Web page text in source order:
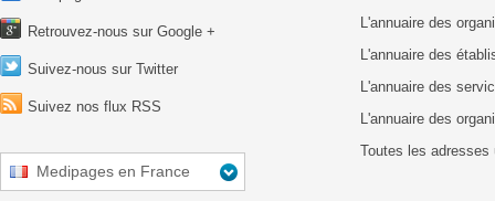
Retrouvez-nous sur Google +
Suivez-nous sur Twitter
Suivez nos flux RSS
Medipages en France
L'annuaire des
L'annuaire des
L'annuaire des
L'annuaire des
Toutes les adresses